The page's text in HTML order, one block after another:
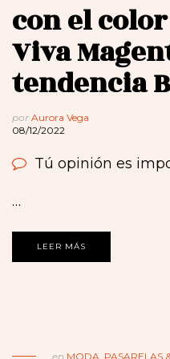
con el
Viva
tendencia
por Aurora Vega
08/12/2022
Tú opinión es
…
LEER MÁS
en MODA PASARELAS